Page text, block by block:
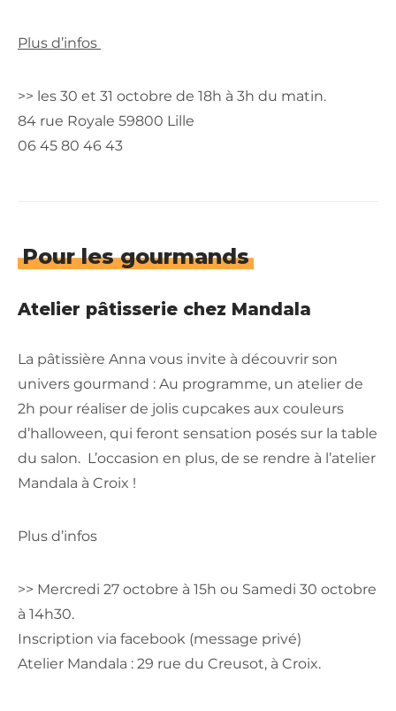
Plus d’infos
>> les 30 et 31 octobre de 18h à 3h du matin.
84 rue Royale 59800 Lille
06 45 80 46 43
Pour les gourmands
Atelier pâtisserie chez Mandala
La pâtissière Anna vous invite à découvrir son
univers gourmand : Au programme, un atelier de
2h pour réaliser de jolis cupcakes aux couleurs
d’halloween, qui feront sensation posés sur la table
du salon. L’occasion en plus, de se rendre à l’atelier
Mandala à Croix !
Plus d’infos
>> Mercredi 27 octobre à 15h ou Samedi 30 octobre
à 14h30.
Inscription via facebook (message privé)
Atelier Mandala : 29 rue du Creusot, à Croix.